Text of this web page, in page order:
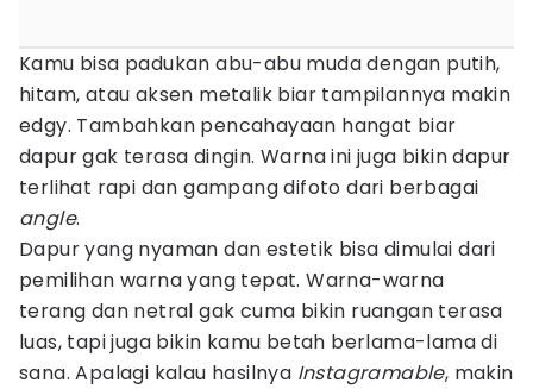
Kamu bisa padukan abu-abu muda dengan putih,
hitam, atau aksen metalik biar tampilannya makin
edgy. Tambahkan pencahayaan hangat biar
dapur gak terasa dingin. Warna ini juga bikin dapur
terlihat rapi dan gampang difoto dari berbagai
angle.
Dapur yang nyaman dan estetik bisa dimulai dari
pemilihan warna yang tepat. Warna-warna
terang dan netral gak cuma bikin ruangan terasa
luas, tapi juga bikin kamu betah berlama-lama di
sana. Apalagi kalau hasilnya Instagramable, makin